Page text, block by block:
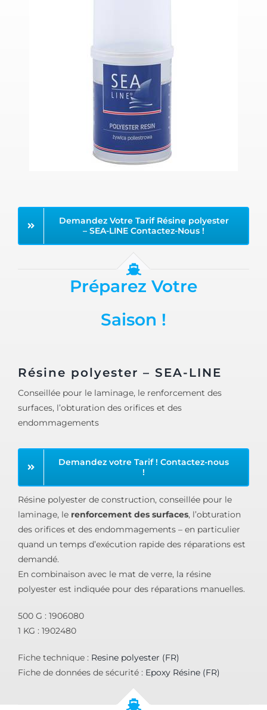
Demandez Votre Tarif Résine polyester
– SEA-LINE Contactez-Nous !
Préparez Votre
Saison !
Résine polyester – SEA-LINE
Conseillée pour le laminage, le renforcement des
surfaces, l’obturation des orifices et des
endommagements
Demandez votre Tarif ! Contactez-nous
!
Résine polyester de construction, conseillée pour le
laminage, lerenforcement des surfaces, l’obturation
des orifices et des endommagements – en particulier
quand un temps d’exécution rapide des réparations est
demandé.
En combinaison avec le mat de verre, la résine
polyester est indiquée pour des réparations manuelles.
500 G : 1906080
1 KG : 1902480
Fiche technique : Resine polyester (FR)
Fiche de données de sécurité : Epoxy Résine (FR)